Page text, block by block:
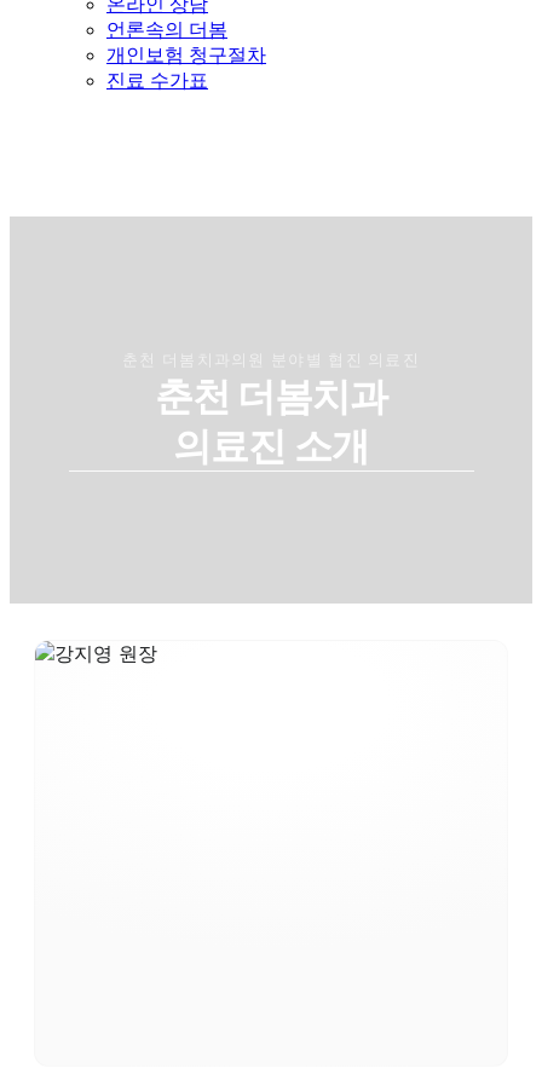
온라인 상담
언론속의 더봄
개인보험 청구절차
진료 수가표
춘천 더봄치과의원 분야별 협진 의료진
춘천 더봄치과
의료진 소개